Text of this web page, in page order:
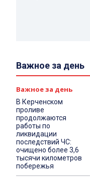
Важное за день
Важное за день
В Керченском
проливе
продолжаются
работы по
ликвидации
последствий ЧС:
очищено более 3,6
тысячи километров
побережья